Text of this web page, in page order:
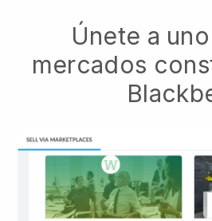
Únete a
mercados